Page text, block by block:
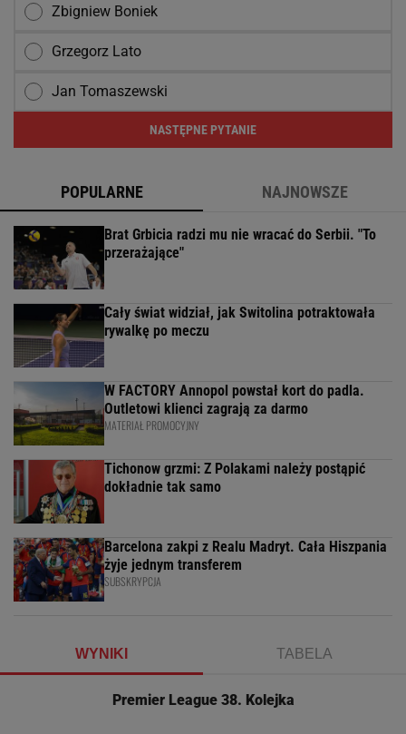
Zbigniew Boniek
Grzegorz Lato
Jan Tomaszewski
NASTĘPNE PYTANIE
POPULARNE NAJNOWSZE
Brat Grbicia radzi mu nie wracać do Serbii. "To
przerażające"
Cały świat widział, jak Switolina potraktowała
rywalkę po meczu
W FACTORY Annopol powstał kort do padla.
Outletowi klienci zagrają za darmo
MATERIAŁ PROMOCYJNY
Tichonow grzmi: Z Polakami należy postąpić
dokładnie tak samo
Barcelona zakpi z Realu Madryt. Cała Hiszpania
żyje jednym transferem
SUBSKRYPCJA
WYNIKI TABELA
Premier League 38. Kolejka